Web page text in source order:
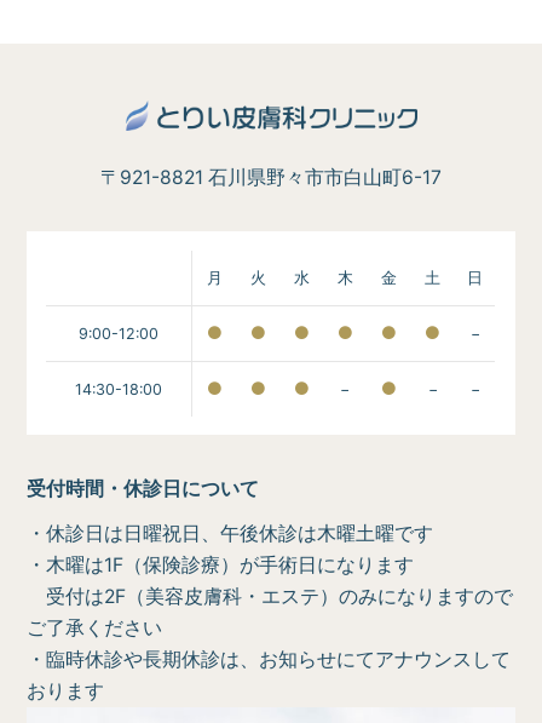
〒921-8821 石川県野々市市白山町6-17
月 火 水 木 金 土 日
9:00-12:00 −
14:30-18:00 − − −
受付時間・休診日について
・休診日は日曜祝日、午後休診は木曜土曜です
・木曜は1F（保険診療）が手術日になります
受付は2F（美容皮膚科・エステ）のみになりますので
ご了承ください
・臨時休診や長期休診は、お知らせにてアナウンスして
おります